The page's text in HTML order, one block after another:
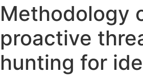
Methodology
proactive
hunting for